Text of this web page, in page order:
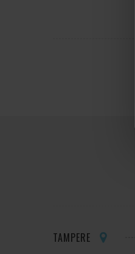
TAMPERE